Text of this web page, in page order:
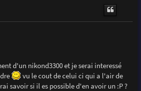
flash);
flash);
d'un nikond3300 et je serai interessé
vu le cout de celui ci qui a l'air de
savoir si il es possible d'en avoir un :P ?